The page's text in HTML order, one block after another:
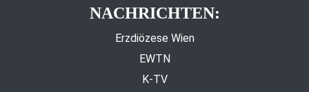
NACHRICHTEN:
Erzdiözese Wien
EWTN
K-TV